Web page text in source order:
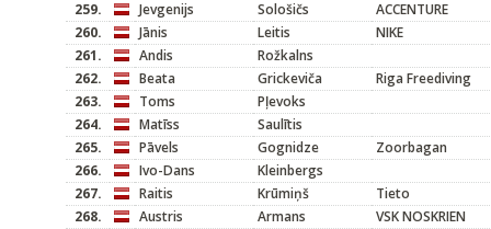
259.
Jevgenijs Sološičs
ACCENTURE
260.
Jānis Leitis
NIKE
261.
Andis
Rožkalns
262.
Beata Grickeviča
Riga Freediving
263.
Toms
Pļevoks
264.
Matīss
Saulītis
265.
Pāvels Gognidze
Zoorbagan
266.
Ivo-Dans
Kleinbergs
267.
Raitis Krūmiņš
Tieto
268.
Austris Armans
VSK NOSKRIEN